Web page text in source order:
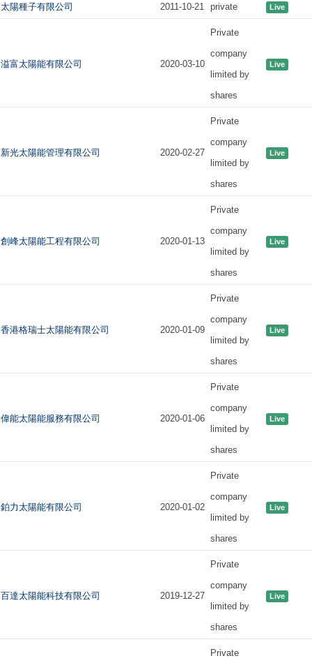
太陽種子有限公司 2011-10-21 private Live
溢富太陽能有限公司 2020-03-10
Private
company
limited by
shares
Live
新光太陽能管理有限公司 2020-02-27
Private
company
limited by
shares
Live
創峰太陽能工程有限公司 2020-01-13
Private
company
limited by
shares
Live
香港格瑞士太陽能有限公司 2020-01-09
Private
company
limited by
shares
Live
偉能太陽能服務有限公司 2020-01-06
Private
company
limited by
shares
Live
鉑力太陽能有限公司 2020-01-02
Private
company
limited by
shares
Live
百達太陽能科技有限公司 2019-12-27
Private
company
limited by
shares
Live
Private